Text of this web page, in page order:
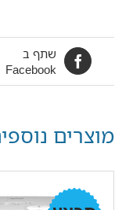
שתף ב
Facebook
מוצרים